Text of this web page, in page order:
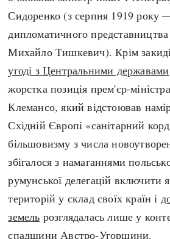
Сидоренко (з серпня 1919 року
дипломатичного
Михайло Тишкевич). Крім
угоді з Центральними державами
жорстка позиція прем'єр-
Клемансо, який відстоював
Східній Європі «санітарний
більшовизму з числа
збігалося з намаганнями
румунської делегацій включити
територій у склад своїх країн і
земель розглядалась лише у
спадщини Австро-Угорщини.